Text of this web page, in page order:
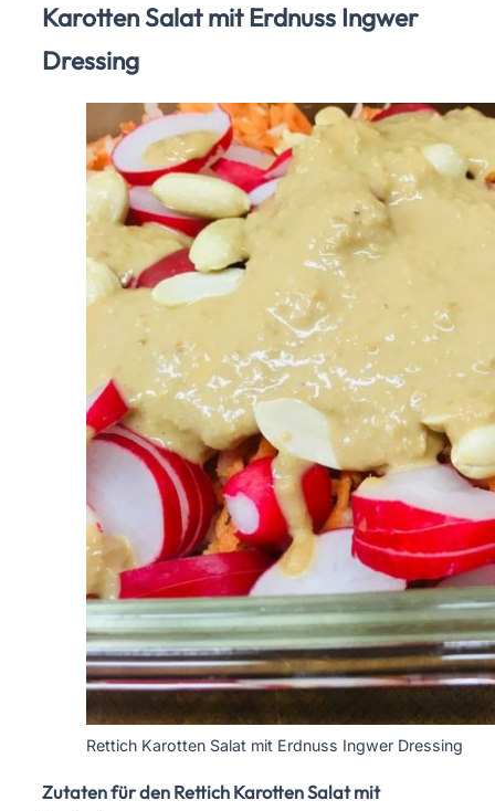
Karotten Salat mit Erdnuss Ingwer
Dressing
Rettich Karotten Salat mit Erdnuss Ingwer Dressing
Zutaten für den Rettich Karotten Salat mit